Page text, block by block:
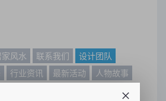
家风水 联系我们
设计团队
行业资讯 最新活动
人物故事